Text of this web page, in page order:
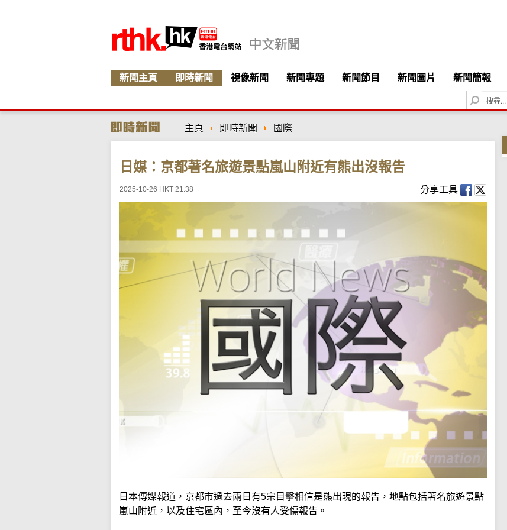
新聞主頁 即時新聞 視像新聞 新聞專題 新聞節目 新聞圖片 新聞簡報
S
e
c
主頁 即時新聞 國際
日媒：京都著名旅遊景點嵐山附近有熊出沒報告
2025-10-26 HKT 21:38 分享工具
日本傳媒報道，京都市過去兩日有5宗目擊相信是熊出現的報告，地點包括著名旅遊景點
嵐山附近，以及住宅區內，至今沒有人受傷報告。